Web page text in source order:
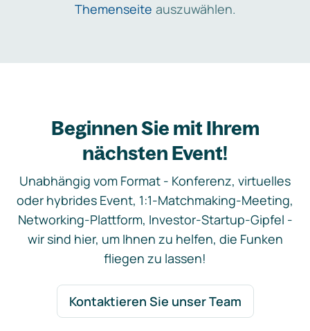
Themenseite auszuwählen.
Beginnen Sie mit Ihrem
nächsten Event!
Unabhängig vom Format - Konferenz, virtuelles
oder hybrides Event, 1:1-Matchmaking-Meeting,
Networking-Plattform, Investor-Startup-Gipfel -
wir sind hier, um Ihnen zu helfen, die Funken
fliegen zu lassen!
Kontaktieren Sie unser Team